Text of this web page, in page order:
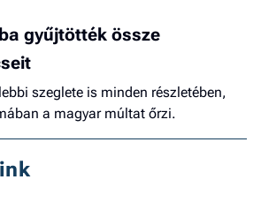
gyűjtötték össze
szeglete is minden részletében,
a magyar múltat őrzi.